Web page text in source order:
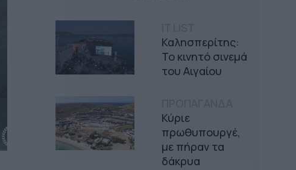
Καλησπερίτης:
Το κινητό σινεμά
του Αιγαίου
Κύριε
πρωθυπουργέ,
με πήραν τα
δάκρυα